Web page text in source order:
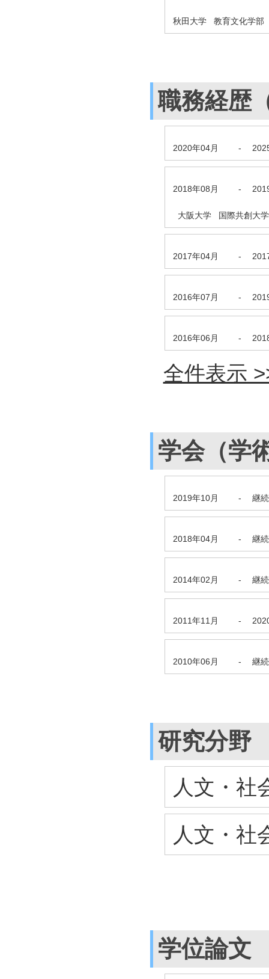
秋田大学 教育文化学
職務経歴
2020年04月 -
2018年08月 -
大阪大学 国際共創大
2017年04月 -
2016年07月 -
2016年06月 -
全件表示
学会（学
2019年10月 - 継
2018年04月 - 継
2014年02月 - 継
2011年11月 -
2010年06月 - 継
研究分野
人文・社
人文・社
学位論文